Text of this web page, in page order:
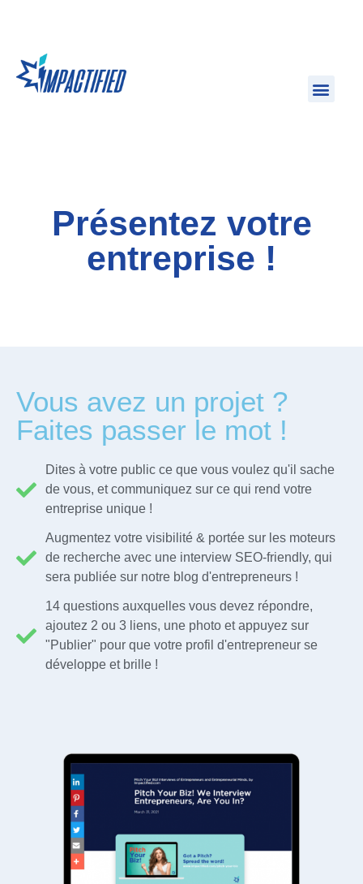
Présentez votre
entreprise !
Vous avez un projet ?
Faites passer le mot !
Dites à votre public ce que vous voulez qu'il sache
de vous, et communiquez sur ce qui rend votre
entreprise unique !
Augmentez votre visibilité & portée sur les moteurs
de recherche avec une interview SEO-friendly, qui
sera publiée sur notre blog d'entrepreneurs !
14 questions auxquelles vous devez répondre,
ajoutez 2 ou 3 liens, une photo et appuyez sur
"Publier" pour que votre profil d'entrepreneur se
développe et brille !